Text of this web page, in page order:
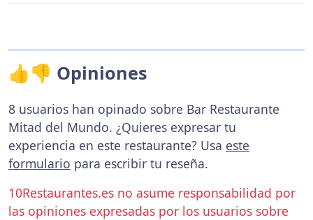
👍👎 Opiniones
8 usuarios han opinado sobre Bar Restaurante
Mitad del Mundo. ¿Quieres expresar tu
experiencia en este restaurante? Usa este
formulario para escribir tu reseña.
10Restaurantes.es no asume responsabilidad por
las opiniones expresadas por los usuarios sobre